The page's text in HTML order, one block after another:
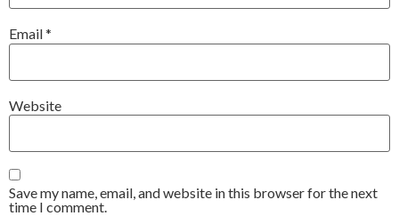
Email*
Website
Save my name, email, and website in this browser for the next
time I comment.